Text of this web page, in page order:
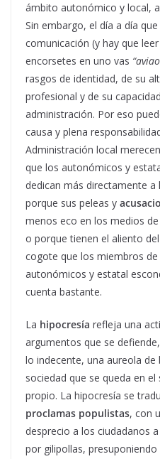
ámbito autonómico y local,
Sin embargo, el día a día
comunicación (y hay que
encorsetes en uno vas
rasgos de identidad, de su
profesional y de su
administración. Por eso
causa y plena
Administración local
que los autonómicos y
dedican más directamente a
porque sus peleas y
menos eco en los medios
o porque tienen el aliento
cogote que los miembros
autonómicos y estatal
cuenta bastante.
La hipocresía refleja una
argumentos que se
lo indecente, una aureola
sociedad que se queda en
propio. La hipocresía se
proclamas populistas, con
desprecio a los ciudadanos
por gilipollas,